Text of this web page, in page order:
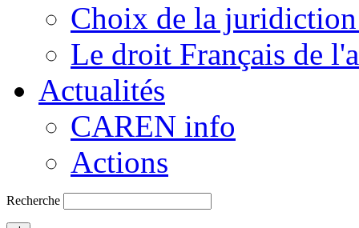
Choix de la
Le droit Français de
Actualités
CAREN info
Actions
Recherche